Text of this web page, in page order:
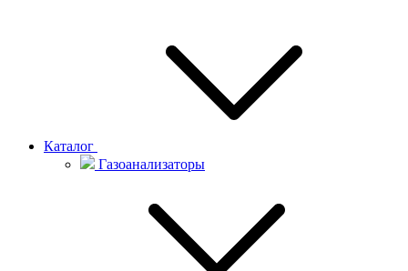
Каталог
Газоанализаторы